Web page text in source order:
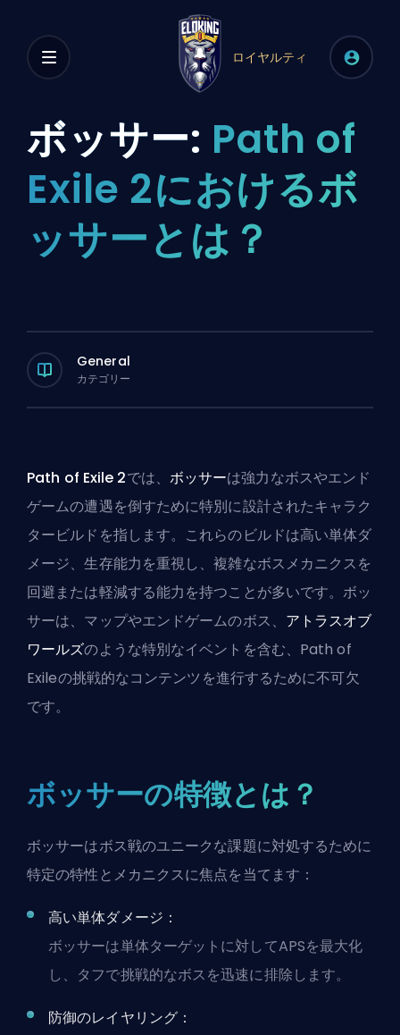
ロイヤルティ
ボッサー: Path of
Exile 2におけるボ
ッサーとは？
General
カテゴリー
Path of Exile 2では、 ボッサーは強力なボスやエンド
ゲームの遭遇を倒すために特別に設計されたキャラク
タービルド を指します。これらのビルドは高い単体ダ
メージ、生存能力を重視し、複雑なボスメカニクスを
回避または軽減する能力を持つことが多いです。ボッ
サーは、マップやエンドゲームのボス、 アトラスオブ
ワールズのような特別なイベントを含む、Path of
Exileの挑戦的なコンテンツを進行するために不可欠
です。
ボッサーの特徴とは？
ボッサーはボス戦のユニークな課題に対処するために
特定の特性とメカニクスに焦点を当てます：
高い単体ダメージ：
ボッサーは単体ターゲットに対してAPSを最大化
し、タフで挑戦的なボスを迅速に排除します。
防御のレイヤリング：